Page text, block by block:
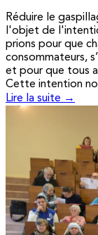
Réduire le
l'objet de
prions pour que
consommateurs,
et pour que tous
Cette intention
Lire la suite →